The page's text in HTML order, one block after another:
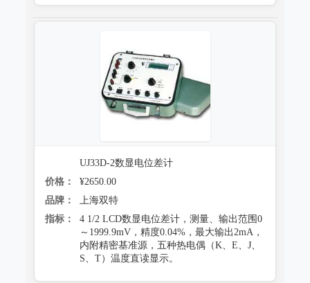
UJ33D-2数显电位差计
价格：
¥2650.00
品牌：
上海双特
指标：
4 1/2 LCD数显电位差计，测量、输出范围0
～1999.9mV，精度0.04%，最大输出2mA，
内附精密基准源，五种热电偶（K、E、J、
S、T）温度直读显示。